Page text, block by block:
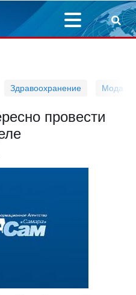
Здравоохранение Мода
провести